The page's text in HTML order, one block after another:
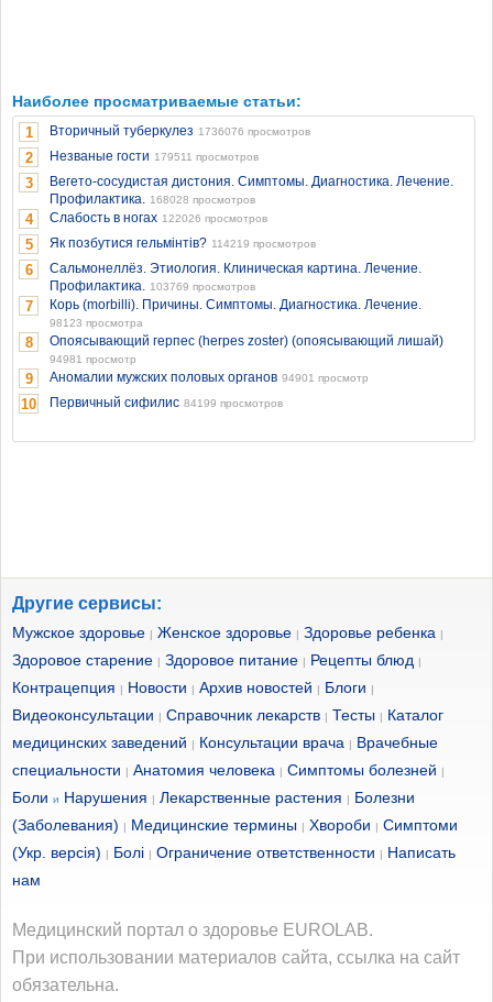
Наиболее просматриваемые статьи:
1 Вторичный туберкулез 1736076 просмотров
2 Незваные гости 179511 просмотров
3
Вегето-сосудистая дистония. Симптомы. Диагностика. Лечение.
Профилактика. 168028 просмотров
4 Слабость в ногах 122026 просмотров
5 Як позбутися гельмінтів? 114219 просмотров
6
Сальмонеллёз. Этиология. Клиническая картина. Лечение.
Профилактика. 103769 просмотров
7 Корь (morbilli). Причины. Симптомы. Диагностика. Лечение.
98123 просмотра
8 Опоясывающий герпес (herpes zoster) (опоясывающий лишай)
94981 просмотр
9 Аномалии мужских половых органов 94901 просмотр
10 Первичный сифилис 84199 просмотров
Другие сервисы:
Мужское здоровье | Женское здоровье | Здоровье ребенка |
Здоровое старение | Здоровое питание | Рецепты блюд |
Контрацепция | Новости | Архив новостей | Блоги |
Видеоконсультации | Справочник лекарств | Тесты | Каталог
медицинских заведений | Консультации врача | Врачебные
специальности | Анатомия человека | Симптомы болезней |
Боли и Нарушения | Лекарственные растения | Болезни
(Заболевания) | Медицинские термины | Хвороби | Симптоми
(Укр. версія) | Болі | Ограничение ответственности | Написать
нам
Медицинский портал о здоровье EUROLAB.
При использовании материалов сайта, ссылка на сайт
обязательна.